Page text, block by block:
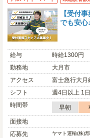
【受付
でも安
給与
時給1300円
勤務地
大月市
アクセス
富士急行大月
シフト
週4日以上 1
時間帯
早朝
面接地
応募先
ヤマト運輸(株)